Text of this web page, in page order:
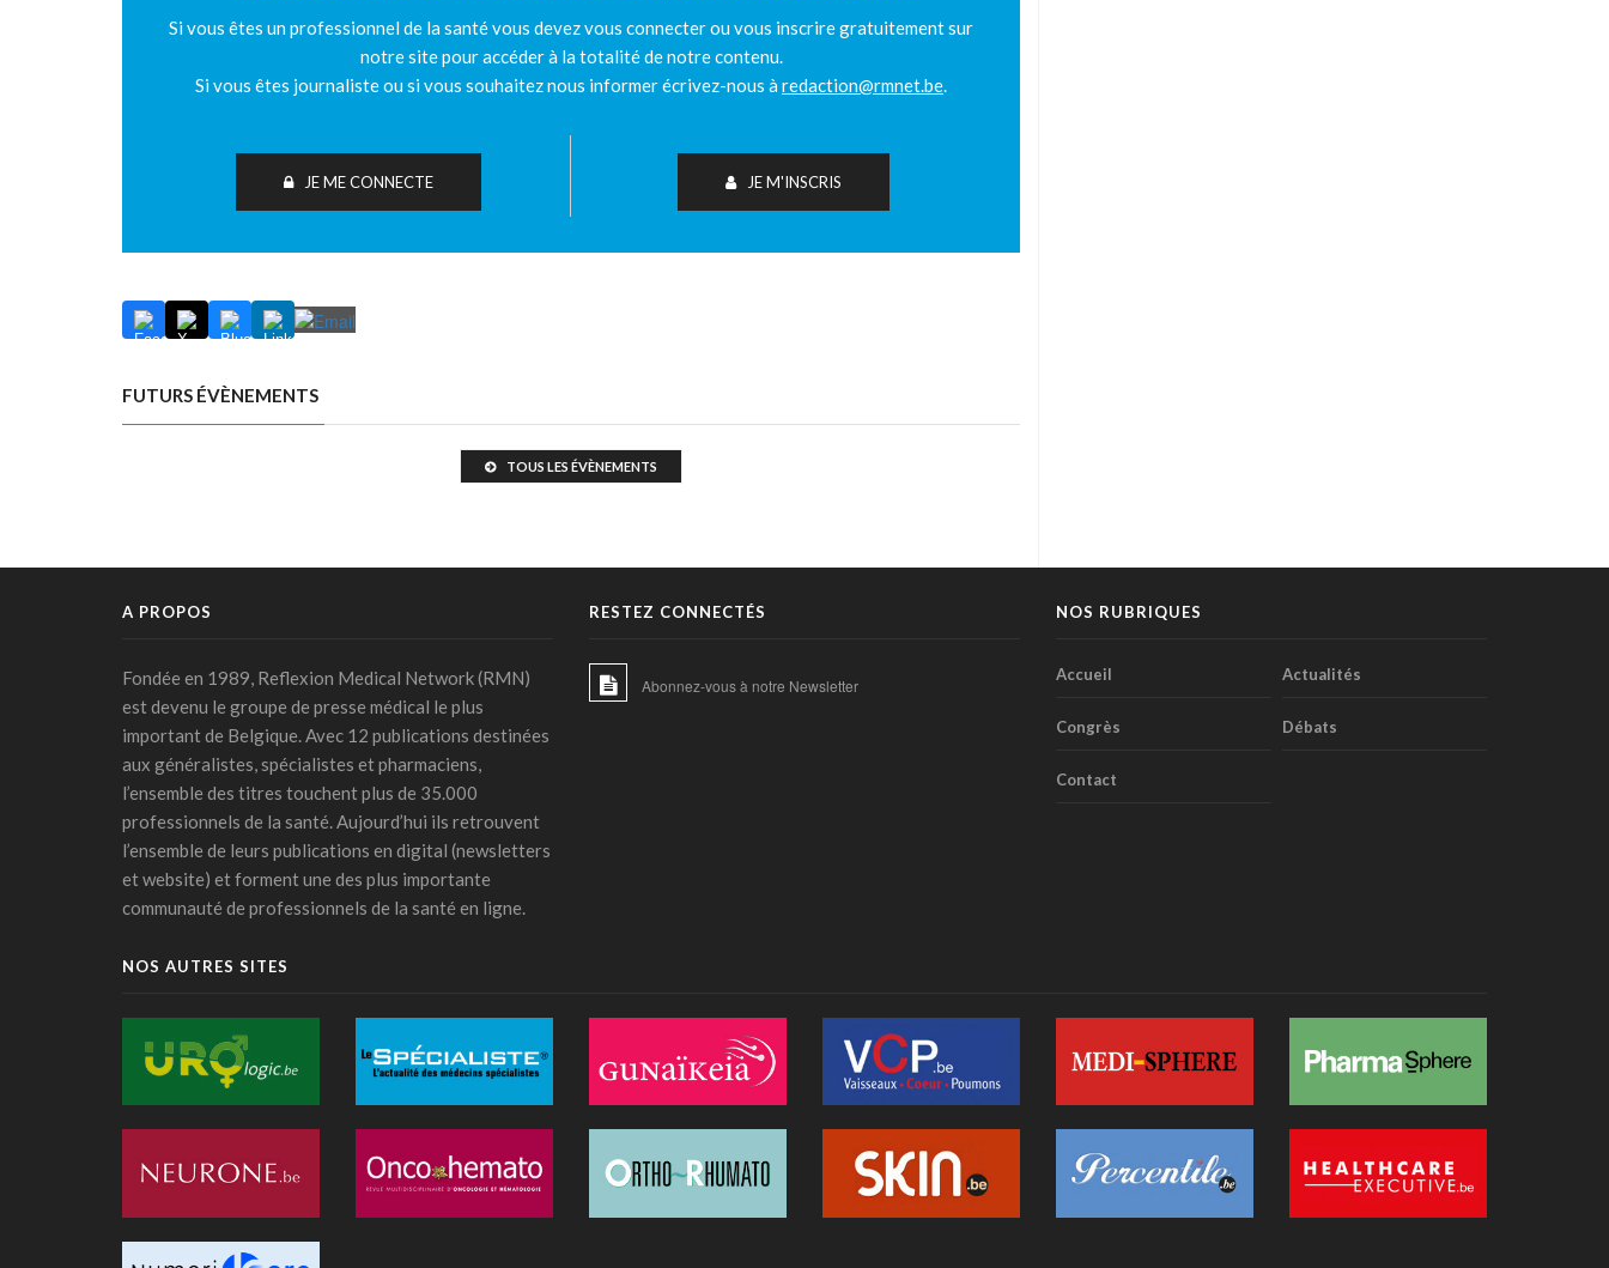
Si vous êtes un professionnel de la santé vous devez vous connecter ou vous inscrire gratuitement sur
notre site pour accéder à la totalité de notre contenu.
Si vous êtes journaliste ou si vous souhaitez nous informer écrivez-nous àredaction@rmnet.be.
JE ME CONNECTE JE M'INSCRIS
FUTURS ÉVÈNEMENTS
TOUS LES ÉVÈNEMENTS
A PROPOS
Fondée en 1989, Reflexion Medical Network (RMN)
est devenu le groupe de presse médical le plus
important de Belgique. Avec 12 publications destinées
aux généralistes, spécialistes et pharmaciens,
l’ensemble des titres touchent plus de 35.000
professionnels de la santé. Aujourd’hui ils retrouvent
l’ensemble de leurs publications en digital (newsletters
et website) et forment une des plus importante
communauté de professionnels de la santé en ligne.
RESTEZ CONNECTÉS
Abonnez-vous à notre Newsletter
NOS RUBRIQUES
Accueil Actualités
Congrès Débats
Contact
NOS AUTRES SITES